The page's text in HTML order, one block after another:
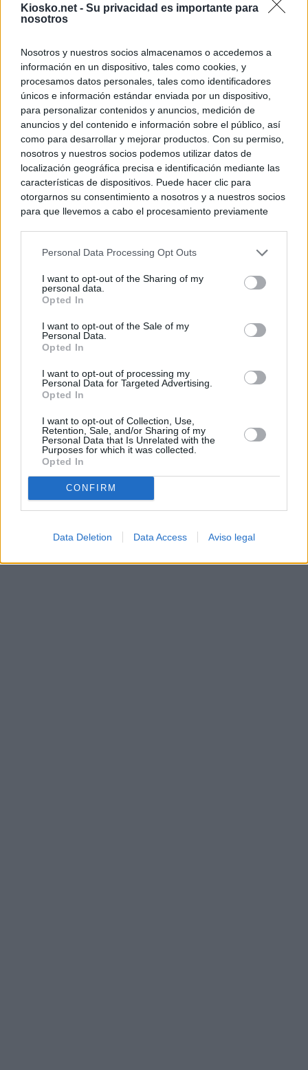
Kiosko.net - Su privacidad es importante para
nosotros
Nosotros y nuestros socios almacenamos o accedemos a
información en un dispositivo, tales como cookies, y
procesamos datos personales, tales como identificadores
únicos e información estándar enviada por un dispositivo,
para personalizar contenidos y anuncios, medición de
anuncios y del contenido e información sobre el público, así
como para desarrollar y mejorar productos. Con su permiso,
nosotros y nuestros socios podemos utilizar datos de
localización geográfica precisa e identificación mediante las
características de dispositivos. Puede hacer clic para
otorgarnos su consentimiento a nosotros y a nuestros socios
para que llevemos a cabo el procesamiento previamente
negar su consentimiento. Tenga en cuenta que algún
de su consentimiento, pero usted tiene el derecho de
rechazar tal procesamiento. Sus preferencias se aplicarán
cualquier momento entrando de nuevo en este sitio web o
visitando nuestra política de privacidad.
Personal Data Processing Opt Outs
I want to opt-out of the Sharing of my
personal data.
Opted In
I want to opt-out of the Sale of my
Personal Data.
Opted In
I want to opt-out of processing my
Personal Data for Targeted Advertising.
Opted In
I want to opt-out of Collection, Use,
Retention, Sale, and/or Sharing of my
Personal Data that Is Unrelated with the
Purposes for which it was collected.
Opted In
CONFIRM
Data Deletion Data Access Aviso legal